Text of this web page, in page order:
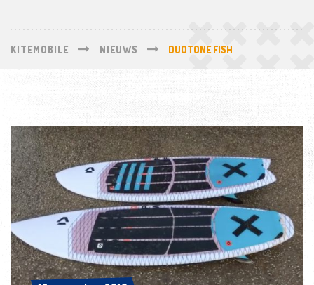
KITEMOBILE NIEUWS DUOTONE FISH